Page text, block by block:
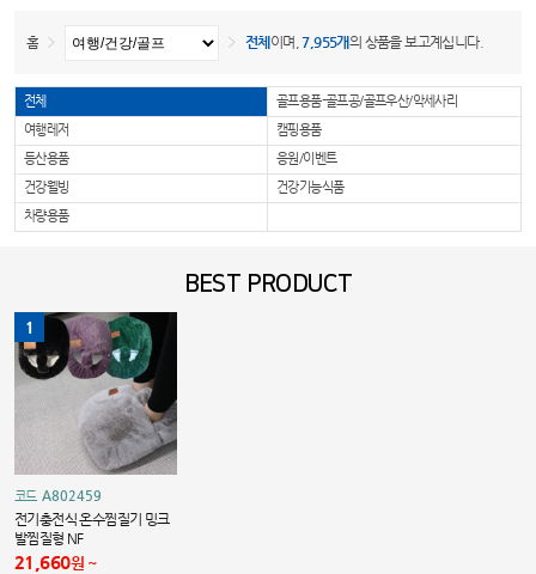
홈 전체 이며,7,955개의 상품을 보고계십니다.
전체
골프용품-골프공/골프우산/악세사리
여행레저
캠핑용품
등산용품
응원/이벤트
건강웰빙
건강기능식품
차량용품
BEST PRODUCT
1
코드 A802459
전기충전식 온수찜질기 밍크
발찜질형 NF
21,660원